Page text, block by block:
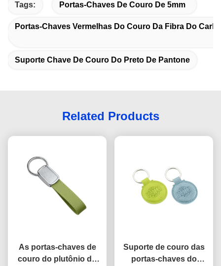
Tags: Portas-Chaves De Couro De 5mm
Portas-Chaves Vermelhas Do Couro Da Fibra Do
Suporte Chave De Couro Do Preto De Pantone
Related Products
As portas-chaves de
couro do plutônio do
Suporte de couro das
portas-chaves do